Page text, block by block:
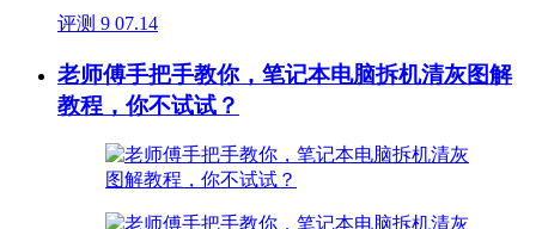
评测 9 07.14
老师傅手把手教你，笔记本电脑拆机清灰图解
教程，你不试试？